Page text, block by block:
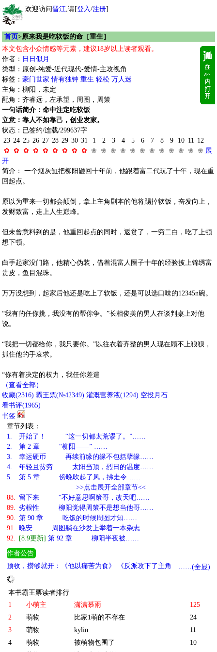
欢迎访问晋江,请[登入/注册]
首页>原来我是吃软饭的命［重生］
本文包含小众情感等元素，建议18岁以上读者观看。
作者： 日日似月
类型：原创-纯爱-近代现代-爱情-主攻视角
标签： 豪门世家 情有独钟 重生 轻松 万人迷
主角：柳阳，未定
配角：齐睿远，左承望，周图，周策
一句话简介：命中注定吃软饭
立意：靠人不如靠己，创业发家。
状态：已签约/连载/299637字
23
✿
24
✿
25
✿
26
✿
27
✿
28
✿
29
✿
30
✿
31
✿
1
❀
2
❀
3
❀
4
❀
5
❀
6
❀
7
❀
8
❀
9
❀
10
❀
11
❀
12
❀ 展
开
简介： 一个烟灰缸把柳阳砸回十年前，他跟着富二代玩了十年，现在重
回起点。
原以为重来一切都会颠倒，拿上主角剧本的他将踢掉软饭，奋发向上，
发财致富，走上人生巅峰。
但未曾意料到的是，他重回起点的同时，返贫了，一穷二白，吃了上顿
想下顿。
白手起家没门路，他精心伪装，借着混富人圈子十年的经验披上锦绣富
贵皮，鱼目混珠。
万万没想到，起家后他还是吃上了软饭，还是可以选口味的12345n碗。
“我有的任你挑，我没有的帮你争。”长相俊美的男人在谈判桌上对他
说。
“我把一切都给你，我只要你。”以往衣着齐整的男人现在顾不上狼狈，
抓住他的手哀求。
“你有着决定的权力，我任你差遣
（查看全部）
收藏(2316) 霸王票(№42349) 灌溉营养液(1294) 空投月石
看书评(1965)
书签
章节列表：
1.
开始了！ “这一切都太荒谬了。”……
2.
第 2 章 “柳阳——” ……
3.
幸运硬币 再续前缘的缘不包括孽缘……
4.
年轻且贫穷 太阳当顶，烈日的温度……
5.
第 5 章 傍晚吹起了风，拂走令……
>>点击展开全部章节<<
88. 留下来 “不好意思啊策哥，改天吧……
89. 劣根性 柳阳觉得周策不是想当他哥……
90. 第 90 章 吃饭的时候周图才知……
91. 晚安 周图躺在沙发上举着一本杂志……
92.
[8.9更新] 第 92 章 柳阳半夜被……
作者公告
预收，攒够就开：《他以痛苦为食》 《反派攻下了主角》 《路人甲
爆改万人迷》 《当向导开启万人迷生活［向哨］》 已完结快穿文：
……(全显)
本书霸王票读者排行
1
小萌主 潇潇慕雨
125
2
萌物 比家1萌的不存在
24
3
萌物 kylin
11
4
萌物 被萌物包围了
10